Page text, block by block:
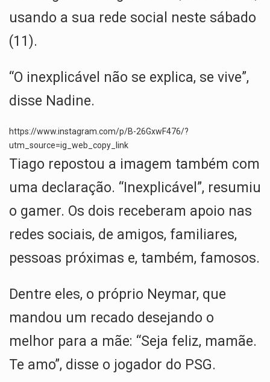
p
p
o
k
m
usando a sua rede social neste sábado
(11).
“O inexplicável não se explica, se vive”,
disse Nadine.
https://www.instagram.com/p/B-26GxwF476/?
utm_source=ig_web_copy_link
Tiago repostou a imagem também com
uma declaração. “Inexplicável”, resumiu
o gamer. Os dois receberam apoio nas
redes sociais, de amigos, familiares,
pessoas próximas e, também, famosos.
Dentre eles, o próprio Neymar, que
mandou um recado desejando o
melhor para a mãe: “Seja feliz, mamãe.
Te amo”, disse o jogador do PSG.